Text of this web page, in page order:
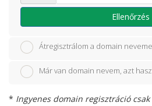
Ellenőrzés
Átregisztrálom a domain
Már van domain nevem, azt
* Ingyenes domain regisztráció csak